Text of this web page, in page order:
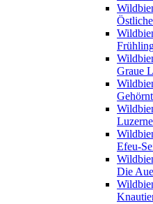
Graue
Efeu-
Die